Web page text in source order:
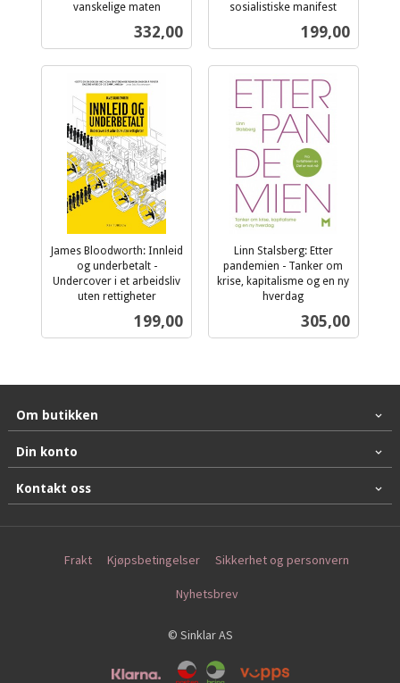
vanskelige maten
Pris
332,00
sosialistiske manifest
Pris
199,00
James Bloodworth: Innleid
og underbetalt -
Undercover i et arbeidsliv
uten rettigheter
Pris
199,00
Linn Stalsberg: Etter
pandemien - Tanker om
krise, kapitalisme og en ny
hverdag
Pris
305,00
Om butikken
Din konto
Kontakt oss
Frakt Kjøpsbetingelser Sikkerhet og personvern
Nyhetsbrev
© Sinklar AS